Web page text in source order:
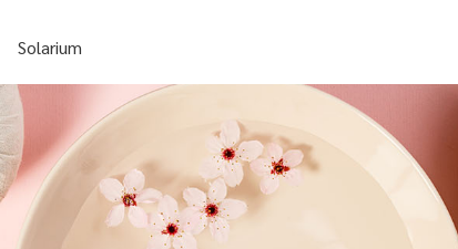
Solarium